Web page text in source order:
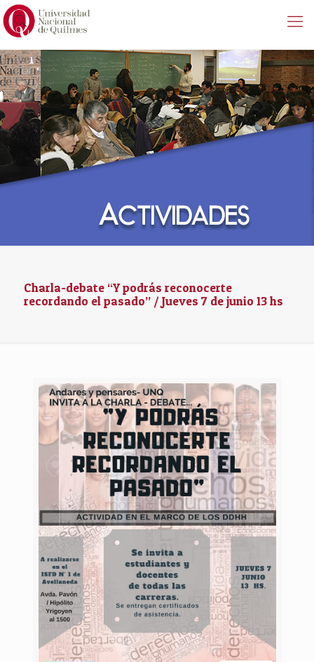
Charla-debate “Y podrás reconocerte
recordando el pasado” / Jueves 7 de junio 13 hs